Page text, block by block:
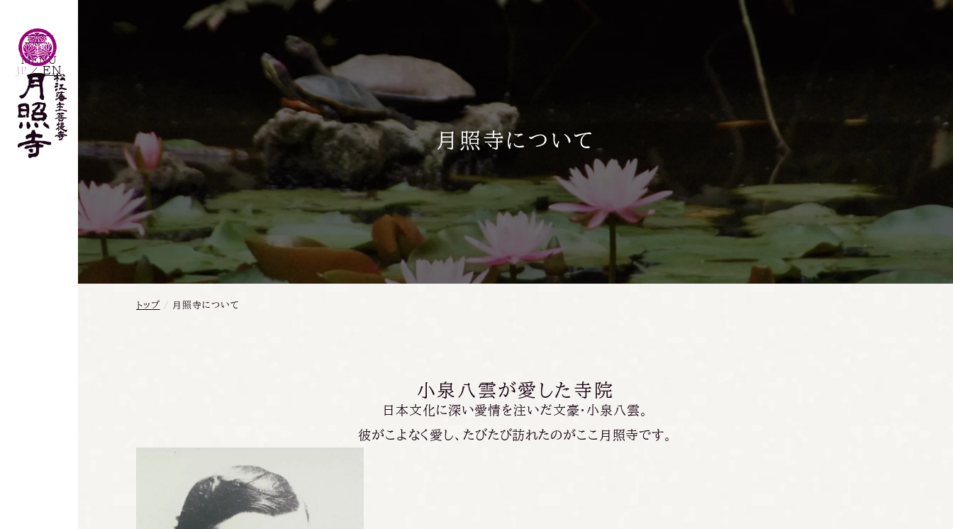
MENU
JP ／ EN
月照寺について
トップ / 月照寺について
小泉 八 雲が愛 した 寺 院
日本文化に深い愛情を注いだ文豪・小泉八雲。
彼がこよなく愛し、たびたび訪れたのがここ月照寺です。